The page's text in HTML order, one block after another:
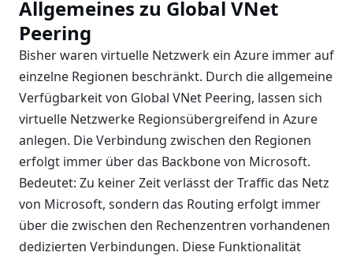
Allgemeines zu Global VNet
Peering
Bisher waren virtuelle Netzwerk ein Azure immer auf
einzelne Regionen beschränkt. Durch die allgemeine
Verfügbarkeit von Global VNet Peering, lassen sich
virtuelle Netzwerke Regionsübergreifend in Azure
anlegen. Die Verbindung zwischen den Regionen
erfolgt immer über das Backbone von Microsoft.
Bedeutet: Zu keiner Zeit verlässt der Traffic das Netz
von Microsoft, sondern das Routing erfolgt immer
über die zwischen den Rechenzentren vorhandenen
dedizierten Verbindungen. Diese Funktionalität